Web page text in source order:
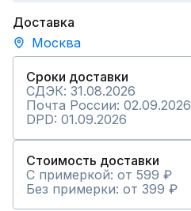
Доставка
Москва
Сроки доставки
СДЭК: 31.08.2026
Почта России: 02.09.2026
DPD: 01.09.2026
Стоимость доставки
С примеркой: от 599 ₽
Без примерки: от 399 ₽